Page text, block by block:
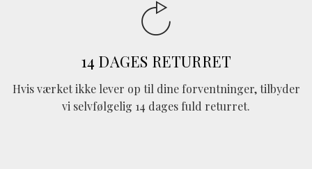
14 DAGES RETURRET
Hvis værket ikke lever op til dine forventninger, tilbyder
vi selvfølgelig 14 dages fuld returret.